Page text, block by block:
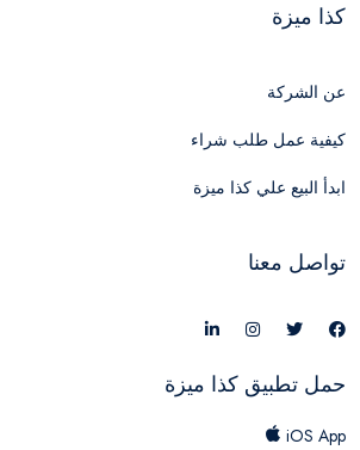
كذا ميزة
عن الشركة
كيفية عمل طلب شراء
ابدأ البيع علي كذا ميزة
تواصل معنا
حمل تطبيق كذا ميزة
iOS App